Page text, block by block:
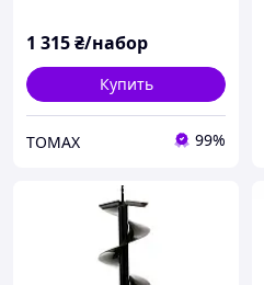
1 315₴/набор
Купить
TOMAX 99%